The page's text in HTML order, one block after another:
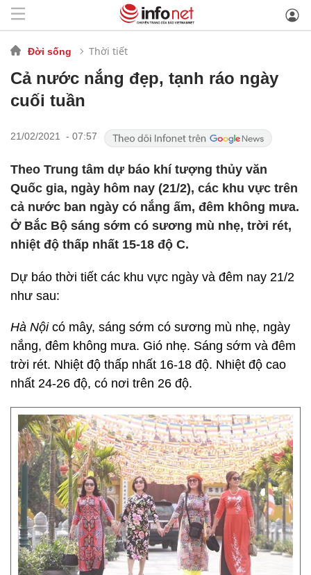
Đời sống Thời tiết
Cả nước nắng đẹp, tạnh ráo ngày
cuối tuần
21/02/2021 - 07:57
Theo Trung tâm dự báo khí tượng thủy văn
Quốc gia, ngày hôm nay (21/2), các khu vực trên
cả nước ban ngày có nắng ấm, đêm không mưa.
Ở Bắc Bộ sáng sớm có sương mù nhẹ, trời rét,
nhiệt độ thấp nhất 15-18 độ C.
Dự báo thời tiết các khu vực ngày và đêm nay 21/2
như sau:
Hà Nộicó mây, sáng sớm có sương mù nhẹ, ngày
nắng, đêm không mưa. Gió nhẹ. Sáng sớm và đêm
trời rét. Nhiệt độ thấp nhất 16-18 độ. Nhiệt độ cao
nhất 24-26 độ, có nơi trên 26 độ.